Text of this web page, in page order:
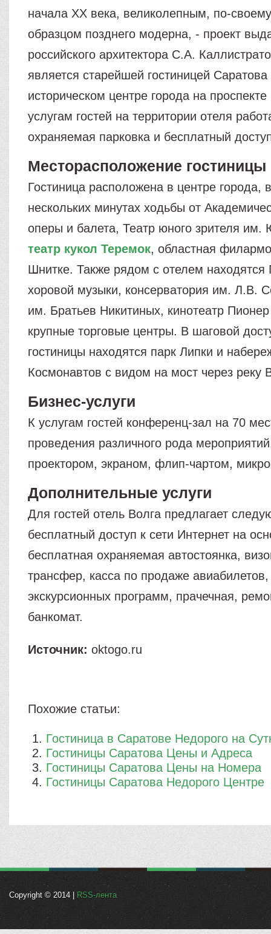
начала ХХ века, великолепным, по-
образцом позднего модерна, - проект
российского архитектора С.А.
является старейшей гостиницей
историческом центре города на
услугам гостей на территории отеля
охраняемая парковка и бесплатный
Месторасположение гостиницы
Гостиница расположена в центре города,
нескольких минутах ходьбы от
оперы и балета, Театр юного зрителя
театр кукол Теремок, областная
Шнитке. Также рядом с отелем находятся
хоровой музыки, консерватория им. Л.В.
им. Братьев Никитиных, кинотеатр
крупные торговые центры. В шаговой
гостиницы находятся парк Липки и
Космонавтов с видом на мост через реку
Бизнес-услуги
К услугам гостей конференц-зал на 70
проведения различного рода
проектором, экраном, флип-чартом,
Дополнительные услуги
Для гостей отель Волга предлагает
бесплатный доступ к сети Интернет на
бесплатная охраняемая автостоянка,
трансфер, касса по продаже авиабилетов,
экскурсионных программ, прачечная,
банкомат.
Источник: oktogo.ru
Похожие статьи:
Гостиница в Саратове Недорого на
Гостиницы Саратова Цены и Адреса
Гостиницы Саратова Цены на Номера
Гостиницы Саратова Недорого Центре
Copyright © 2014 | RSS-лента